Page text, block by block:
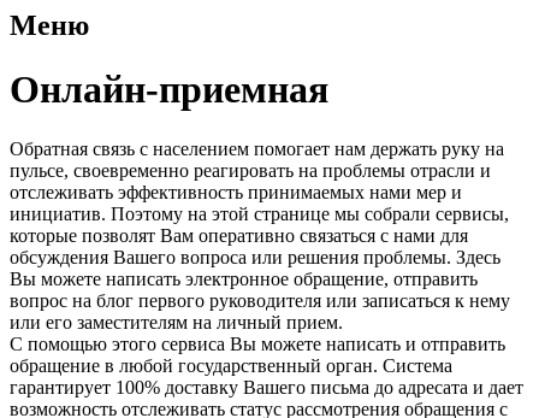
Меню
Онлайн-приемная
Обратная связь с населением помогает нам держать руку на
пульсе, своевременно реагировать на проблемы отрасли и
отслеживать эффективность принимаемых нами мер и
инициатив. Поэтому на этой странице мы собрали сервисы,
которые позволят Вам оперативно связаться с нами для
обсуждения Вашего вопроса или решения проблемы. Здесь
Вы можете написать электронное обращение, отправить
вопрос на блог первого руководителя или записаться к нему
или его заместителям на личный прием.
С помощью этого сервиса Вы можете написать и отправить
обращение в любой государственный орган. Система
гарантирует 100% доставку Вашего письма до адресата и дает
возможность отслеживать статус рассмотрения обращения с